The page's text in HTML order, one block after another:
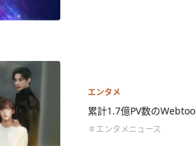
エンタメ
累計1.7億PV数の
＃エンタメニュース